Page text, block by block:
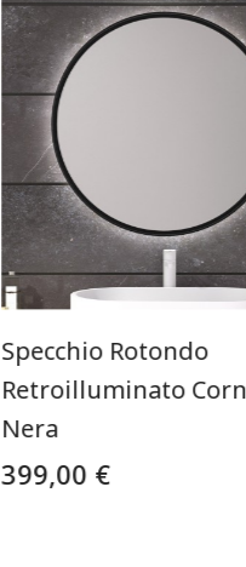
Specchio Rotondo
Retroilluminato
Nera
399,00 €